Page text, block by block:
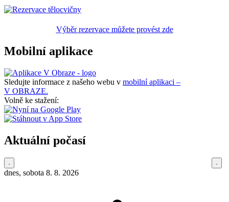
Výběr rezervace můžete provést zde
Mobilní aplikace
Sledujte informace z našeho webu v mobilní aplikaci –
V OBRAZE.
Volně ke stažení:
Aktuální počasí
dnes, sobota 8. 8. 2026